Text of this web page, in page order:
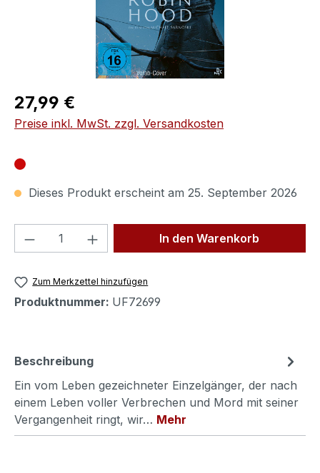
Regulärer Preis:
27,99 €
Preise inkl. MwSt. zzgl. Versandkosten
Dieses Produkt erscheint am 25. September 2026
Produkt Anzahl: Gib denIn den Warenkorb
Zum Merkzettel hinzufügen
Produktnummer: UF72699
Beschreibung
Ein vom Leben gezeichneter Einzelgänger, der nach
einem Leben voller Verbrechen und Mord mit seiner
Vergangenheit ringt, wir… Mehr